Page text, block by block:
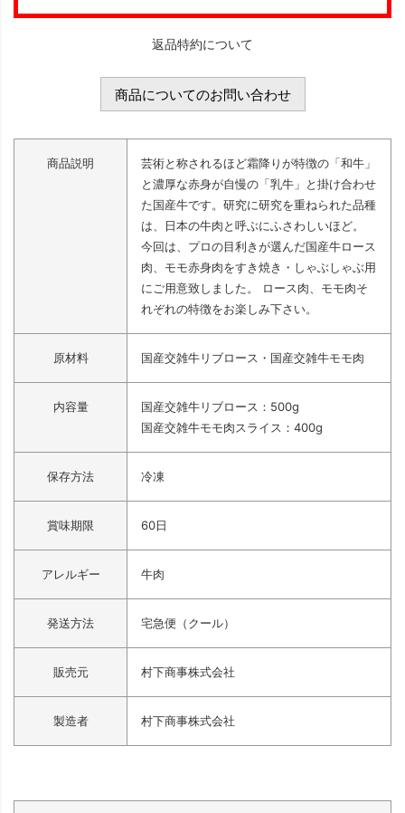
返品特約について
商品についてのお問い合わせ
商品説明
芸術と称されるほど霜降りが特徴の「和牛」
と濃厚な赤身が自慢の「乳牛」と掛け合わせ
た国産牛です。研究に研究を重ねられた品種
は、日本の牛肉と呼ぶにふさわしいほど。
今回は、プロの目利きが選んだ国産牛ロース
肉、モモ赤身肉をすき焼き・しゃぶしゃぶ用
にご用意致しました。 ロース肉、モモ肉そ
れぞれの特徴をお楽しみ下さい。
原材料 国産交雑牛リブロース・国産交雑牛モモ肉
内容量
国産交雑牛リブロース：500g
国産交雑牛モモ肉スライス：400g
保存方法 冷凍
賞味期限 60日
アレルギー 牛肉
発送方法 宅急便（クール）
販売元 村下商事株式会社
製造者 村下商事株式会社